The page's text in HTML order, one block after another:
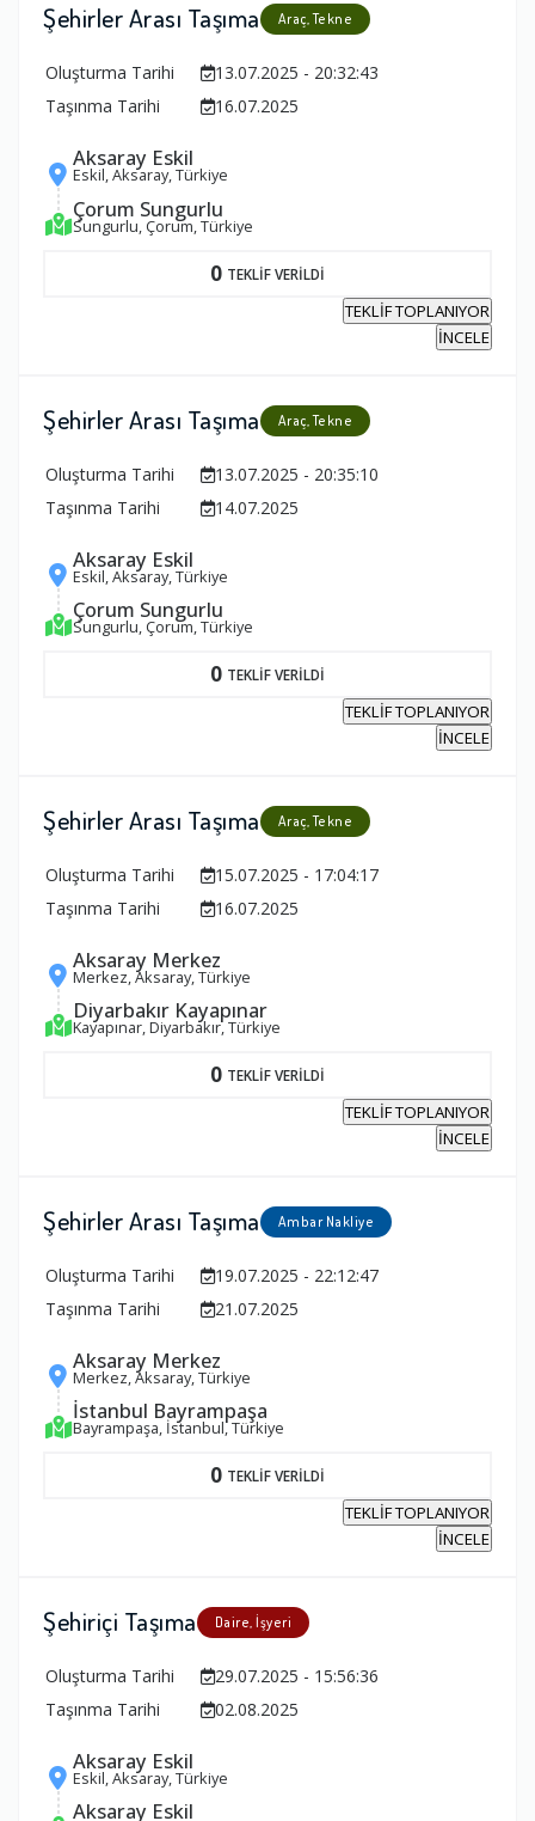
Şehirler Arası Taşıma Araç, Tekne
Oluşturma Tarihi
13.07.2025 - 20:32:43
Taşınma Tarihi
16.07.2025
Aksaray Eskil
Eskil, Aksaray, Türkiye
Çorum Sungurlu
Sungurlu, Çorum, Türkiye
0 TEKLİF VERİLDİ
TEKLİF TOPLANIYOR
İNCELE
Şehirler Arası Taşıma Araç, Tekne
Oluşturma Tarihi
13.07.2025 - 20:35:10
Taşınma Tarihi
14.07.2025
Aksaray Eskil
Eskil, Aksaray, Türkiye
Çorum Sungurlu
Sungurlu, Çorum, Türkiye
0 TEKLİF VERİLDİ
TEKLİF TOPLANIYOR
İNCELE
Şehirler Arası Taşıma Araç, Tekne
Oluşturma Tarihi
15.07.2025 - 17:04:17
Taşınma Tarihi
16.07.2025
Aksaray Merkez
Merkez, Aksaray, Türkiye
Diyarbakır Kayapınar
Kayapınar, Diyarbakır, Türkiye
0 TEKLİF VERİLDİ
TEKLİF TOPLANIYOR
İNCELE
Şehirler Arası Taşıma Ambar Nakliye
Oluşturma Tarihi
19.07.2025 - 22:12:47
Taşınma Tarihi
21.07.2025
Aksaray Merkez
Merkez, Aksaray, Türkiye
İstanbul Bayrampaşa
Bayrampaşa, İstanbul, Türkiye
0 TEKLİF VERİLDİ
TEKLİF TOPLANIYOR
İNCELE
Şehiriçi Taşıma Daire, İşyeri
Oluşturma Tarihi
29.07.2025 - 15:56:36
Taşınma Tarihi
02.08.2025
Aksaray Eskil
Eskil, Aksaray, Türkiye
Aksaray Eskil